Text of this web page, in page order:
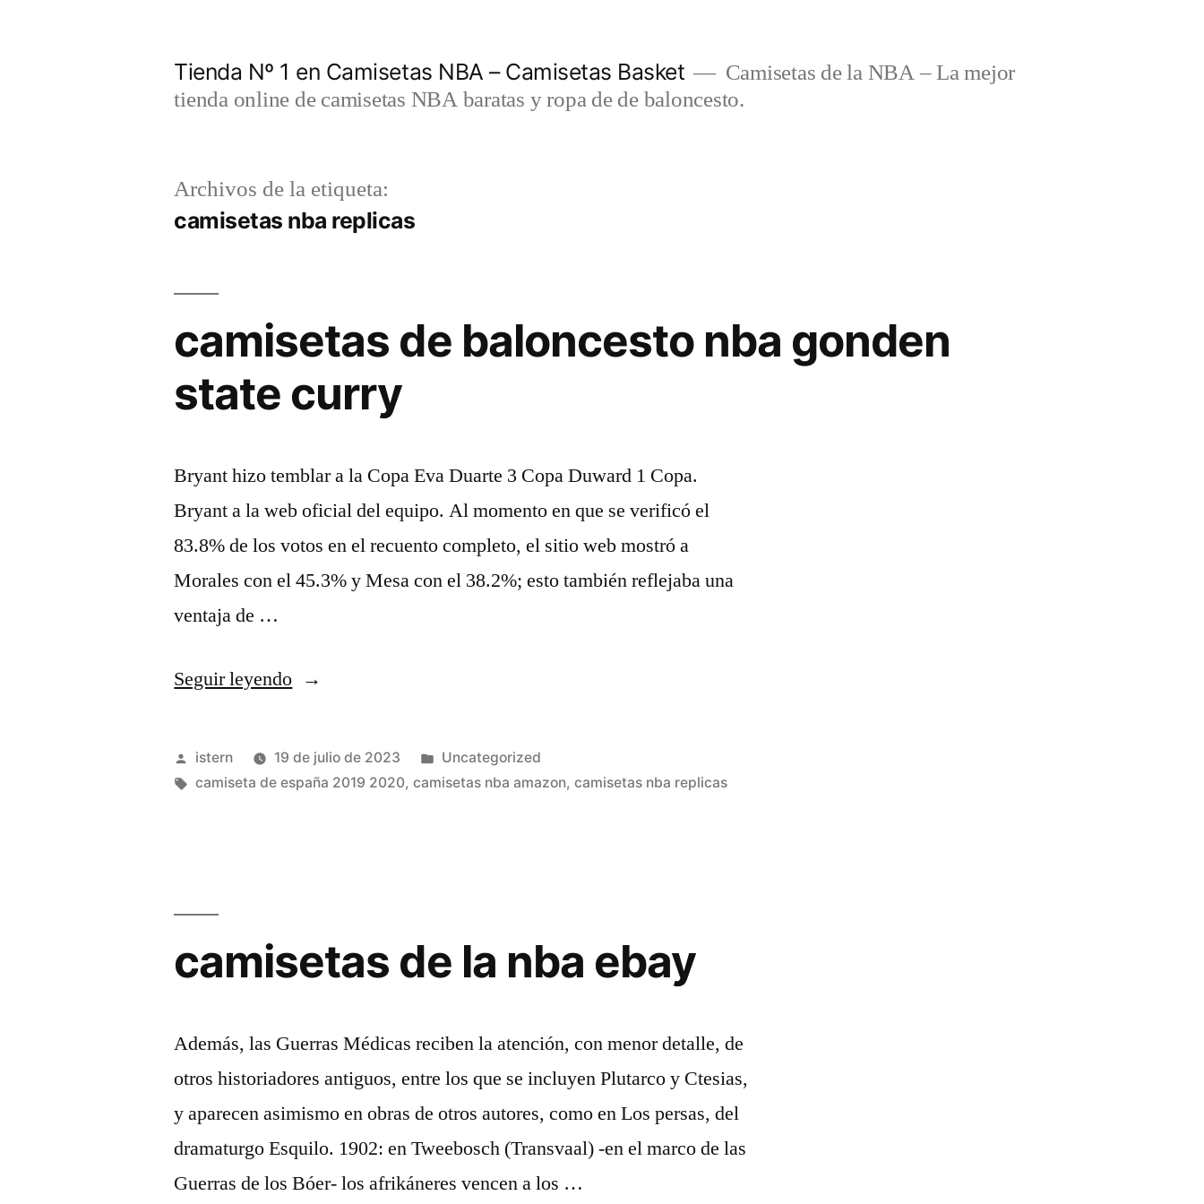
Tienda Nº 1 en Camisetas NBA – Camisetas Basket
Camisetas de la NBA – La mejor
tienda online de camisetas NBA baratas y ropa de de baloncesto.
Archivos de la etiqueta:
camisetas nba replicas
camisetas de baloncesto nba gonden
state curry
Bryant hizo temblar a la Copa Eva Duarte 3 Copa Duward 1 Copa.
Bryant a la web oficial del equipo. Al momento en que se verificó el
83.8% de los votos en el recuento completo, el sitio web mostró a
Morales con el 45.3% y Mesa con el 38.2%; esto también reflejaba una
ventaja de …
Seguir leyendo«camisetas
baloncesto
nba
Publicado
por
istern 19 de julio de 2023
Publicado
en
Uncategorized
Etiquetas:
camiseta de españa 2019 2020,camisetas nba amazon,camisetas nba replicas
camisetas de la nba ebay
Además, las Guerras Médicas reciben la atención, con menor detalle, de
otros historiadores antiguos, entre los que se incluyen Plutarco y Ctesias,
y aparecen asimismo en obras de otros autores, como en Los persas, del
dramaturgo Esquilo. 1902: en Tweebosch (Transvaal) -en el marco de las
Guerras de los Bóer- los afrikáneres vencen a los …